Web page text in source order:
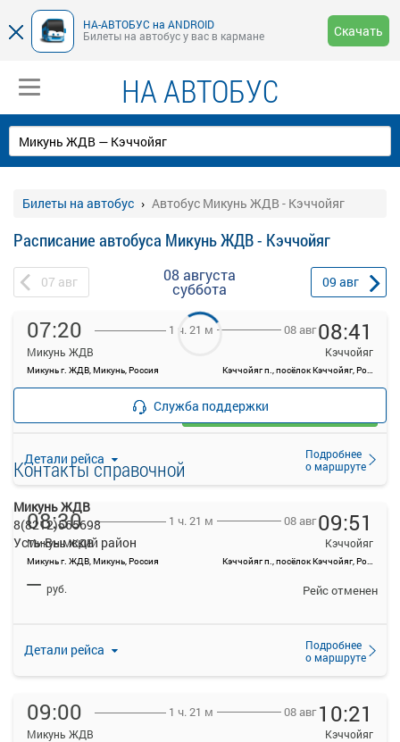
НА-АВТОБУС на ANDROID
Билеты на автобус у вас в кармане
Скачать
НА АВТОБУС
Билеты на автобус Автобус Микунь ЖДВ - Кэччойяг
Расписание автобуса Микунь ЖДВ - Кэччойяг
07 авг 08 августа
суббота 09 авг
07:20
Микунь ЖДВ
Микунь г. ЖДВ, Микунь, Россия
1 ч. 21 м 08 авг08:41
Кэччойяг
Кэччойяг п., посёлок Кэччойяг, Россия
Детали рейса
Подробнее
о маршруте
—
Загрузить цену
08:30
Микунь ЖДВ
Микунь г. ЖДВ, Микунь, Россия
1 ч. 21 м 08 авг09:51
Кэччойяг
Кэччойяг п., посёлок Кэччойяг, Россия
Детали рейса
Подробнее
о маршруте
— руб. Рейс отменен
09:00
Микунь ЖДВ
1 ч. 21 м 08 авг 10:21
Кэччойяг
Служба поддержки
Контакты справочной
Микунь ЖДВ
8(8212)565698
Усть-Вымский район